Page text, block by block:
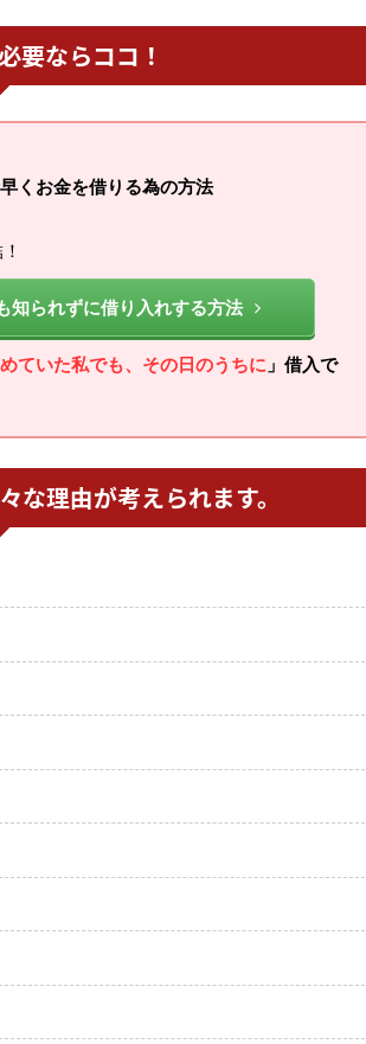
要ならココ！
くお金を借りる為の方法
知られずに借り入れする方法
ていた私でも、その日のうちに 」借入で
な理由が考えられます。